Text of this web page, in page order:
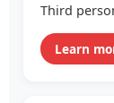
Third
Learn